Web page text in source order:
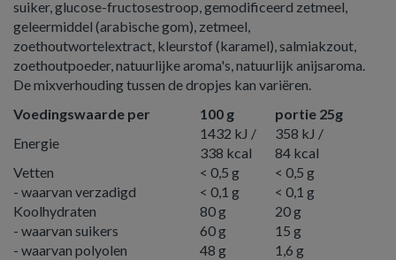
suiker, glucose-fructosestroop, gemodificeerd zetmeel,
geleermiddel (arabische gom), zetmeel,
zoethoutwortelextract, kleurstof (karamel), salmiakzout,
zoethoutpoeder, natuurlijke aroma's, natuurlijk anijsa­roma.
De mixverhouding tussen de dropjes kan variëren.
Voedingswaarde per
100 g
portie 25g
Energie
1432 kJ /
338 kcal
358 kJ /
84 kcal
Vetten
< 0,5 g
< 0,5 g
- waarvan verzadigd
< 0,1 g
< 0,1 g
Koolhydraten
80 g
20 g
- waarvan suikers
60 g
15 g
- waarvan polyolen
48 g
1,6 g